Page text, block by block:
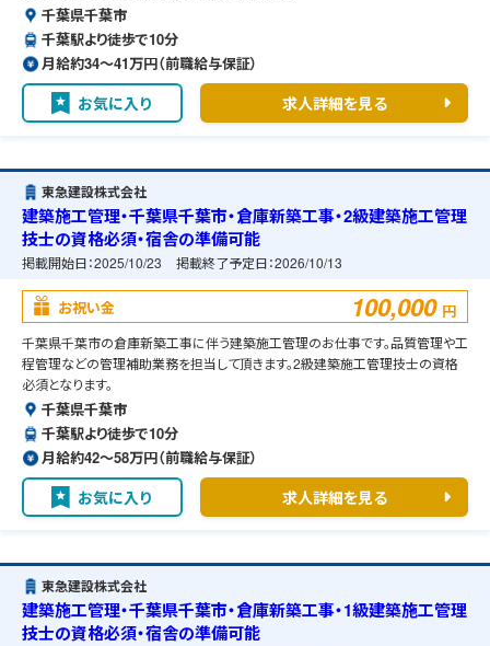
千葉県千葉市
千葉駅より徒歩で10分
月給約34〜41万円（前職給与保証）
お気に入り 求人詳細を見る
東急建設株式会社
建築施工管理・千葉県千葉市・倉庫新築工事・2級建築施工管理
技士の資格必須・宿舎の準備可能
掲載開始日：2025/10/23 掲載終了予定日：2026/10/13
お祝い金 100,000 円
千葉県千葉市の倉庫新築工事に伴う建築施工管理のお仕事です。品質管理や工
程管理などの管理補助業務を担当して頂きます。2級建築施工管理技士の資格
必須となります。
千葉県千葉市
千葉駅より徒歩で10分
月給約42〜58万円（前職給与保証）
お気に入り 求人詳細を見る
東急建設株式会社
建築施工管理・千葉県千葉市・倉庫新築工事・1級建築施工管理
技士の資格必須・宿舎の準備可能